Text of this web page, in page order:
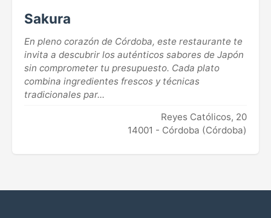
Sakura
En pleno corazón de Córdoba, este restaurante te
invita a descubrir los auténticos sabores de Japón
sin comprometer tu presupuesto. Cada plato
combina ingredientes frescos y técnicas
tradicionales par...
Reyes Católicos, 20
14001 - Córdoba (Córdoba)